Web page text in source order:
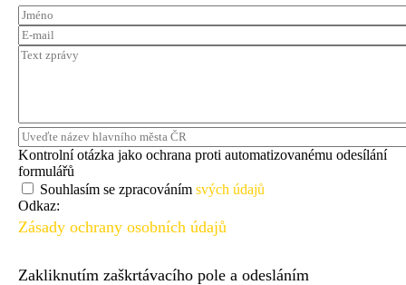
Jméno
E-
mail
Text
Uveďte
název
hlavního
města
ČR
Kontrolní otázka jako ochrana proti automatizovanému odesílání
formulářů
Souhlasím se zpracováním svých údajů
Odkaz:
Zásady ochrany osobních údajů
Zakliknutím zaškrtávacího pole a odesláním